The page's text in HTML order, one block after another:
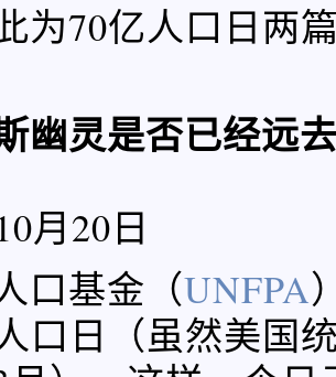
为70亿人口日两
幽灵是否已经远
月20日
口基金（UNFPA
口日（虽然美国